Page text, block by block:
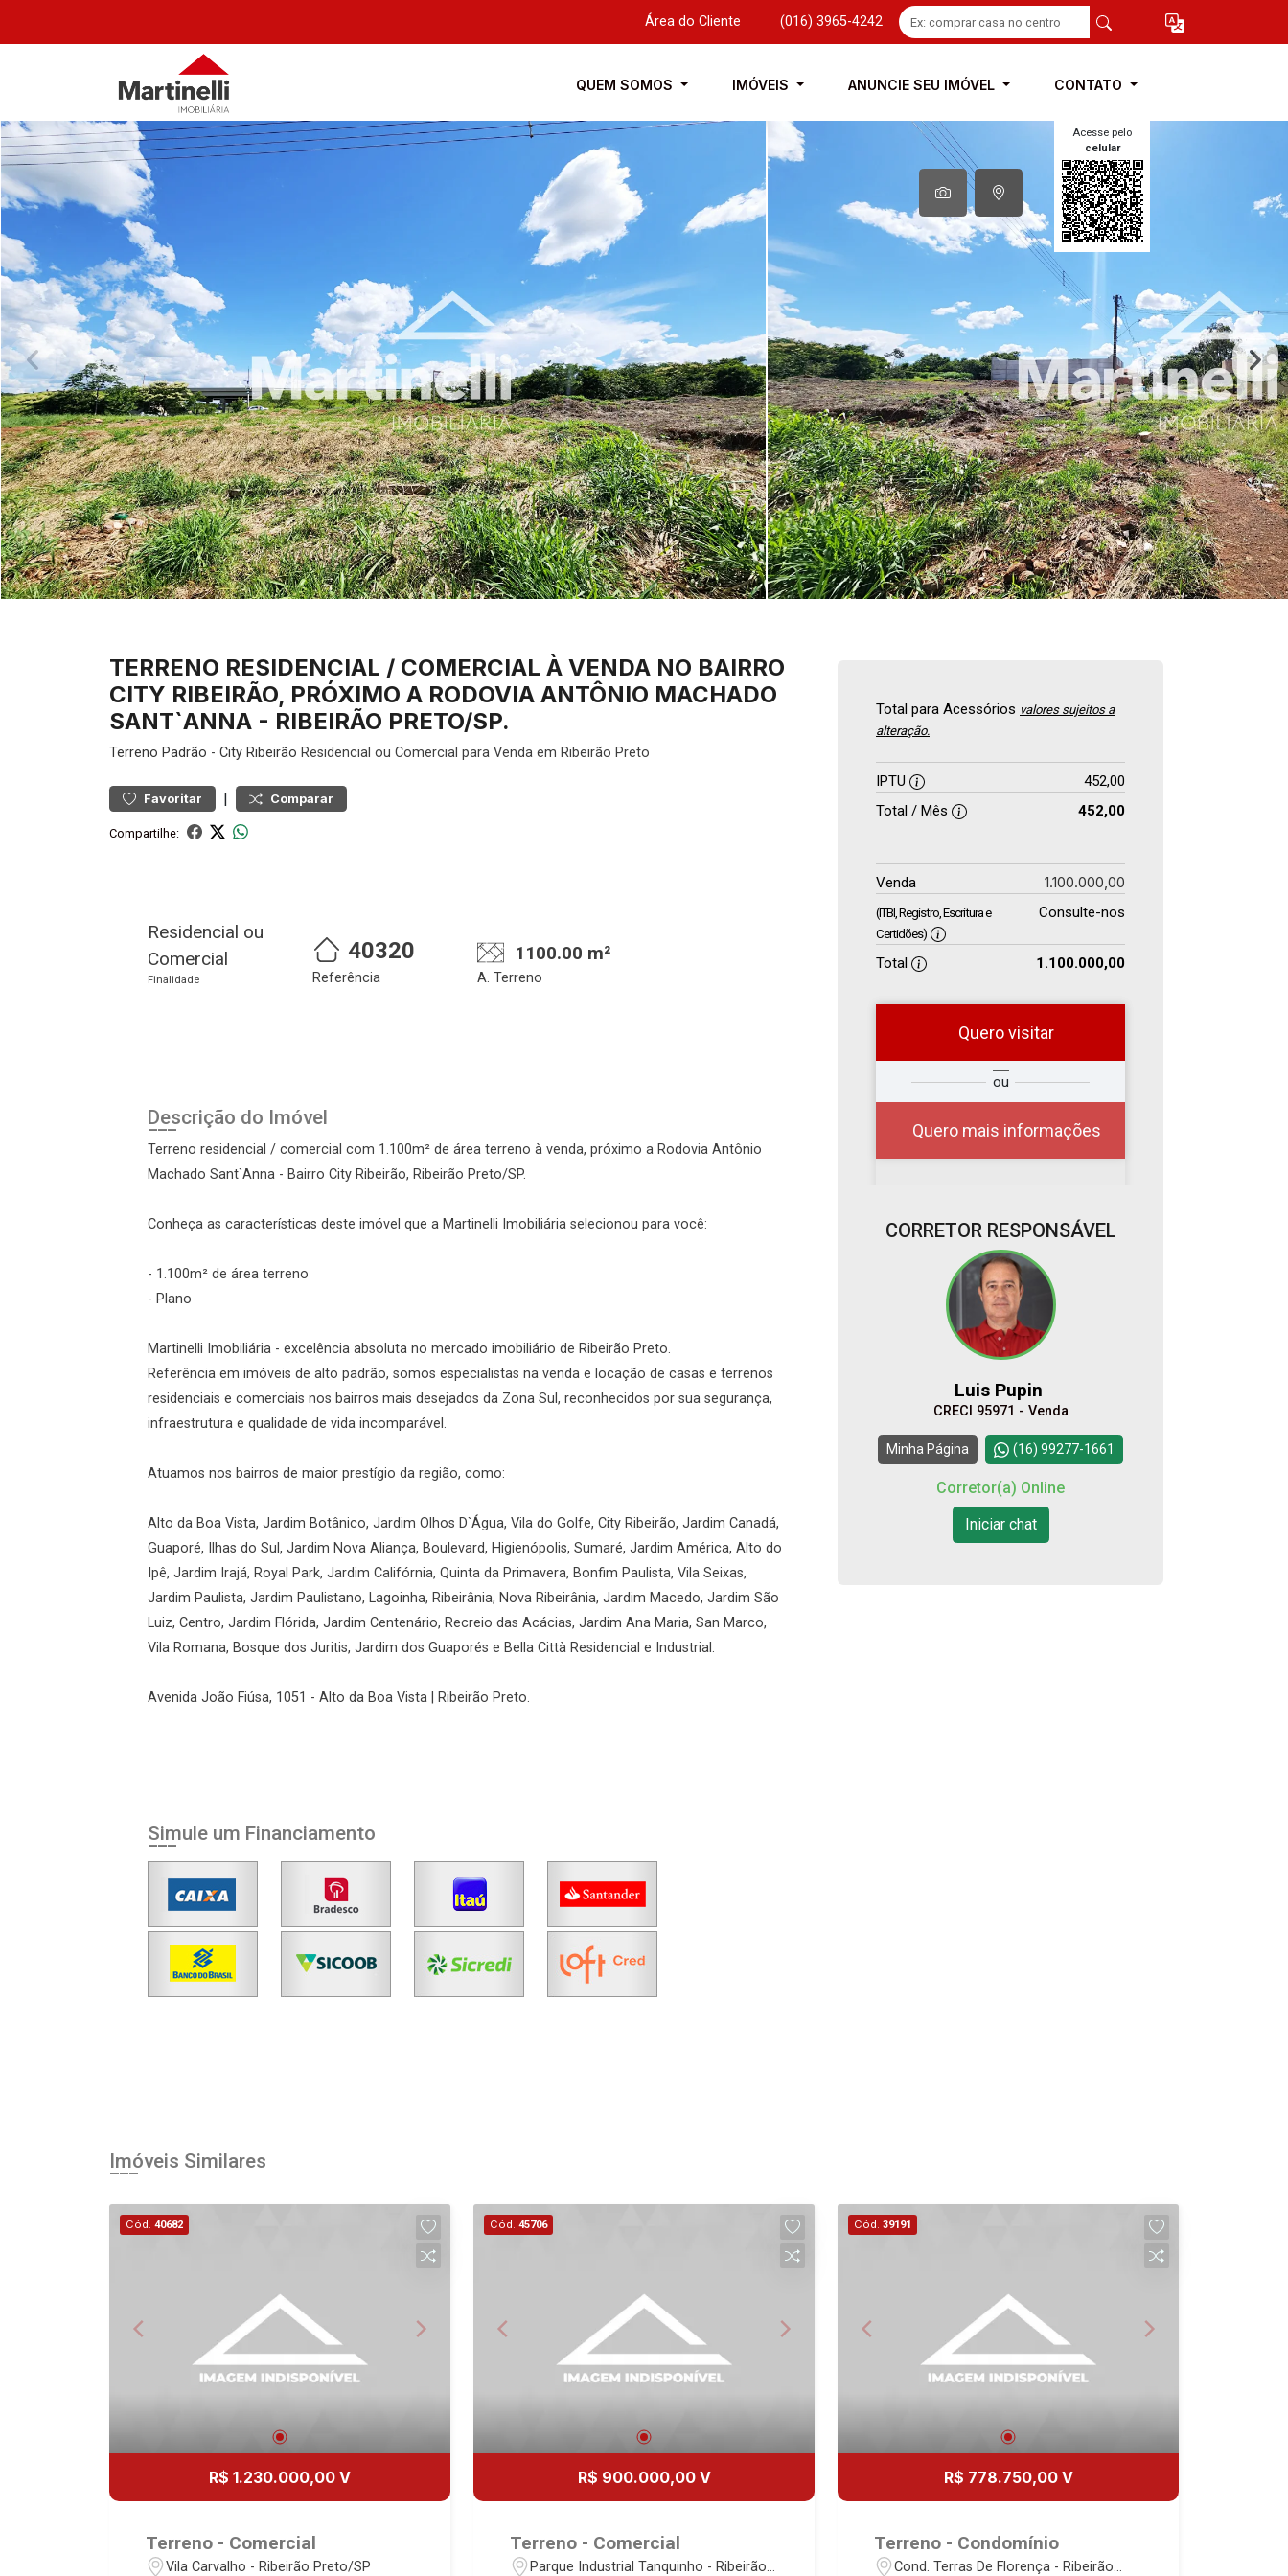
Área do Cliente (016) 3965-4242
QUEM SOMOS IMÓVEIS ANUNCIE SEU IMÓVEL CONTATO
Acesse pelo
celular
TERRENO RESIDENCIAL / COMERCIAL À VENDA NO BAIRRO
CITY RIBEIRÃO, PRÓXIMO A RODOVIA ANTÔNIO MACHADO
SANT`ANNA - RIBEIRÃO PRETO/SP.
Terreno Padrão - City Ribeirão Residencial ou Comercial para Venda em Ribeirão Preto
Favoritar | Comparar
Compartilhe:
Residencial ou
Comercial
Finalidade
40320
Referência
1100.00 m²
A. Terreno
Descrição do Imóvel
Terreno residencial / comercial com 1.100m² de área terreno à venda, próximo a Rodovia Antônio
Machado Sant`Anna - Bairro City Ribeirão, Ribeirão Preto/SP.
Conheça as características deste imóvel que a Martinelli Imobiliária selecionou para você:
- 1.100m² de área terreno
- Plano
Martinelli Imobiliária - excelência absoluta no mercado imobiliário de Ribeirão Preto.
Referência em imóveis de alto padrão, somos especialistas na venda e locação de casas e terrenos
residenciais e comerciais nos bairros mais desejados da Zona Sul, reconhecidos por sua segurança,
infraestrutura e qualidade de vida incomparável.
Atuamos nos bairros de maior prestígio da região, como:
Alto da Boa Vista, Jardim Botânico, Jardim Olhos D`Água, Vila do Golfe, City Ribeirão, Jardim Canadá,
Guaporé, Ilhas do Sul, Jardim Nova Aliança, Boulevard, Higienópolis, Sumaré, Jardim América, Alto do
Ipê, Jardim Irajá, Royal Park, Jardim Califórnia, Quinta da Primavera, Bonfim Paulista, Vila Seixas,
Jardim Paulista, Jardim Paulistano, Lagoinha, Ribeirânia, Nova Ribeirânia, Jardim Macedo, Jardim São
Luiz, Centro, Jardim Flórida, Jardim Centenário, Recreio das Acácias, Jardim Ana Maria, San Marco,
Vila Romana, Bosque dos Juritis, Jardim dos Guaporés e Bella Città Residencial e Industrial.
Avenida João Fiúsa, 1051 - Alto da Boa Vista | Ribeirão Preto.
Simule um Financiamento
Total para Acessórios valores sujeitos a
alteração.
IPTU
452,00
Total / Mês
452,00
Venda 1.100.000,00
(ITBI, Registro, Escritura e
Certidões)
Consulte-nos
Total 1.100.000,00
Quero visitar
ou
Quero mais informações
Qual o melhor dia e
horário para você?
06
Aug/Thu
07
08
Aug/Sat
10
20
Aug/Thu
15:00
16:00
17:00
18:00
Continuar
15h00
Login
Cadastre-se
Agendar Visita
CORRETOR RESPONSÁVEL
Luis Pupin
CRECI 95971 - Venda
Minha Página (16) 99277-1661
Corretor(a) Online
Iniciar chat
Imóveis Similares
Cód. 40682
R$ 1.230.000,00 V
Terreno - Comercial
Vila Carvalho - Ribeirão Preto/SP
Cód. 45706
R$ 900.000,00 V
Terreno - Comercial
Parque Industrial Tanquinho - Ribeirão
Cód. 39191
R$ 778.750,00 V
Terreno - Condomínio
Cond. Terras De Florença - Ribeirão